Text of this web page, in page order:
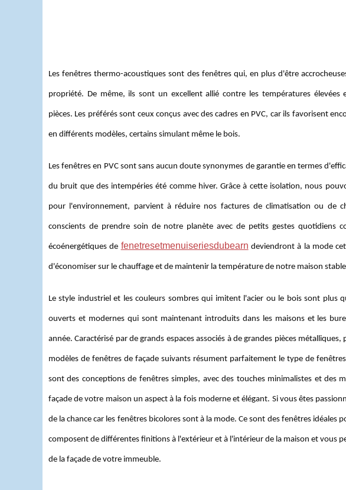
Les fenêtres thermo-acoustiques sont des fenêtres qui, en plus d'être
propriété. De même, ils sont un excellent allié contre les températures
pièces. Les préférés sont ceux conçus avec des cadres en PVC, car ils favorisent
en différents modèles, certains simulant même le bois.
Les fenêtres en PVC sont sans aucun doute synonymes de garantie en termes
du bruit que des intempéries été comme hiver. Grâce à cette isolation, nous
pour l'environnement, parvient à réduire nos factures de climatisation ou de
conscients de prendre soin de notre planète avec de petits gestes quotidiens
écoénergétiques de fenetresetmenuiseriesdubearn deviendront à la mode
d'économiser sur le chauffage et de maintenir la température de notre maison
Le style industriel et les couleurs sombres qui imitent l'acier ou le bois sont plus
ouverts et modernes qui sont maintenant introduits dans les maisons et les
année. Caractérisé par de grands espaces associés à de grandes pièces
modèles de fenêtres de façade suivants résument parfaitement le type de
sont des conceptions de fenêtres simples, avec des touches minimalistes et
façade de votre maison un aspect à la fois moderne et élégant. Si vous êtes
de la chance car les fenêtres bicolores sont à la mode. Ce sont des fenêtres idéales
composent de différentes finitions à l'extérieur et à l'intérieur de la maison et vous
de la façade de votre immeuble.